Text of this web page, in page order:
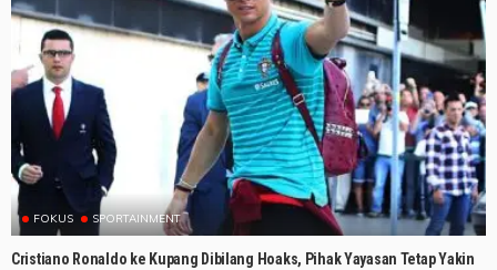
FOKUS SPORTAINMENT
Cristiano Ronaldo ke Kupang Dibilang Hoaks, Pihak Yayasan Tetap Yakin